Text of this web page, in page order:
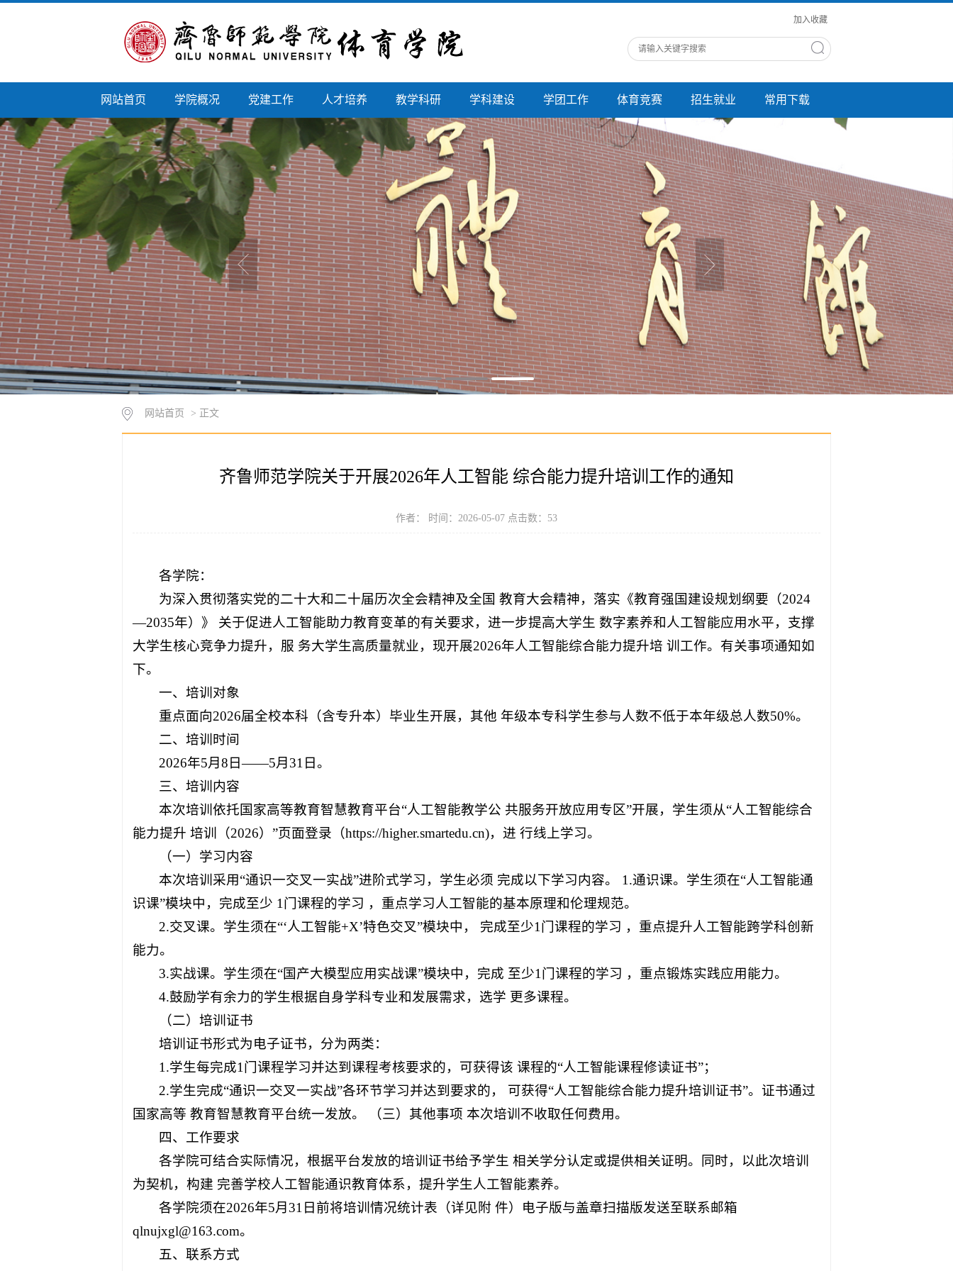
加入收藏
网站首页 学院概况 党建工作 人才培养 教学科研 学科建设 学团工作 体育竞赛 招生就业 常用下载
网站首页 > 正文
齐鲁师范学院关于开展2026年人工智能 综合能力提升培训工作的通知
作者： 时间：2026-05-07 点击数： 53
各学院：
为深入贯彻落实党的二十大和二十届历次全会精神及全国 教育大会精神，落实《教育强国建设规划纲要（2024
—2035年）》 关于促进人工智能助力教育变革的有关要求，进一步提高大学生 数字素养和人工智能应用水平，支撑
大学生核心竞争力提升，服 务大学生高质量就业，现开展2026年人工智能综合能力提升培 训工作。有关事项通知如
下。
一、培训对象
重点面向2026届全校本科（含专升本）毕业生开展，其他 年级本专科学生参与人数不低于本年级总人数50%。
二、培训时间
2026年5月8日——5月31日。
三、培训内容
本次培训依托国家高等教育智慧教育平台“人工智能教学公 共服务开放应用专区”开展，学生须从“人工智能综合
能力提升 培训（2026）”页面登录（https://higher.smartedu.cn)，进 行线上学习。
（一）学习内容
本次培训采用“通识一交叉一实战”进阶式学习，学生必须 完成以下学习内容。 1.通识课。学生须在“人工智能通
识课”模块中，完成至少 1门课程的学习 ，重点学习人工智能的基本原理和伦理规范。
2.交叉课。学生须在“‘人工智能+X’特色交叉”模块中， 完成至少1门课程的学习 ，重点提升人工智能跨学科创新
能力。
3.实战课。学生须在“国产大模型应用实战课”模块中，完成 至少1门课程的学习 ，重点锻炼实践应用能力。
4.鼓励学有余力的学生根据自身学科专业和发展需求，选学 更多课程。
（二）培训证书
培训证书形式为电子证书，分为两类：
1.学生每完成1门课程学习并达到课程考核要求的，可获得该 课程的“人工智能课程修读证书”；
2.学生完成“通识一交叉一实战”各环节学习并达到要求的， 可获得“人工智能综合能力提升培训证书”。证书通过
国家高等 教育智慧教育平台统一发放。 （三）其他事项 本次培训不收取任何费用。
四、工作要求
各学院可结合实际情况，根据平台发放的培训证书给予学生 相关学分认定或提供相关证明。同时，以此次培训
为契机，构建 完善学校人工智能通识教育体系，提升学生人工智能素养。
各学院须在2026年5月31日前将培训情况统计表（详见附 件）电子版与盖章扫描版发送至联系邮箱
qlnujxgl@163.com。
五、联系方式